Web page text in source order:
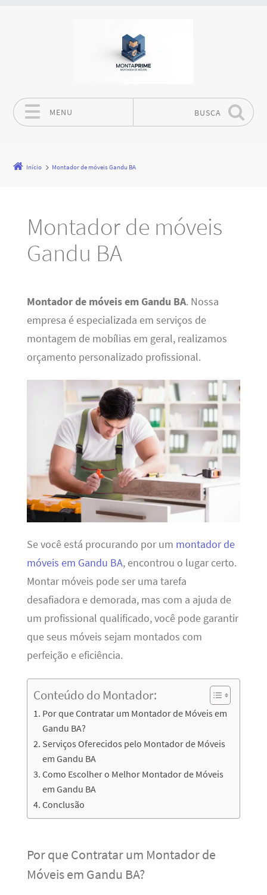
MENU BUSCA
Início Montador de móveis Gandu BA
Montador de móveis
Gandu BA
Montador de móveis em Gandu BA. Nossa
empresa é especializada em serviços de
montagem de mobílias em geral, realizamos
orçamento personalizado profissional.
Se você está procurando por um montador de
móveis em Gandu BA, encontrou o lugar certo.
Montar móveis pode ser uma tarefa
desafiadora e demorada, mas com a ajuda de
um profissional qualificado, você pode garantir
que seus móveis sejam montados com
perfeição e eficiência.
Conteúdo do Montador:
Por que Contratar um Montador de Móveis em
Gandu BA?
Serviços Oferecidos pelo Montador de Móveis
em Gandu BA
Como Escolher o Melhor Montador de Móveis
em Gandu BA
Conclusão
Por que Contratar um Montador de
Móveis em Gandu BA?